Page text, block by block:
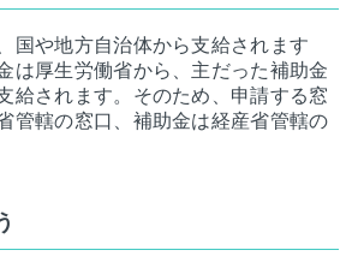
国や地方自治体から支給されます
は厚生労働省から、主だった補助金
給されます。そのため、申請する窓
管轄の窓口、補助金は経産省管轄の